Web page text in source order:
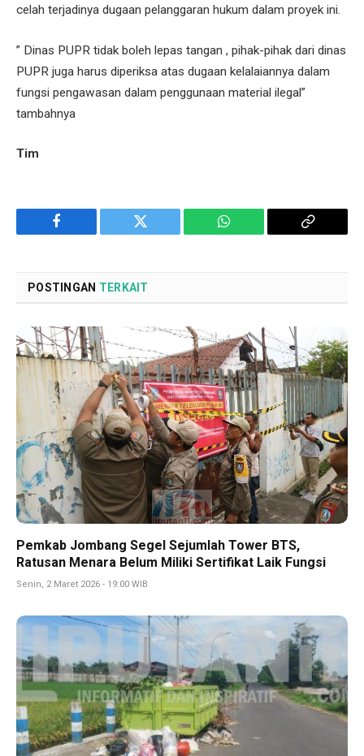
celah terjadinya dugaan pelanggaran hukum dalam proyek ini.
” Dinas PUPR tidak boleh lepas tangan , pihak-pihak dari dinas
PUPR juga harus diperiksa atas dugaan kelalaiannya dalam
fungsi pengawasan dalam penggunaan material ilegal”
tambahnya
Tim
Facebook Twitter WhatsApp
Copy
POSTINGAN TERKAIT
Pemkab Jombang Segel Sejumlah Tower BTS,
Ratusan Menara Belum Miliki Sertifikat Laik Fungsi
Senin, 2 Maret 2026 - 19:00 WIB